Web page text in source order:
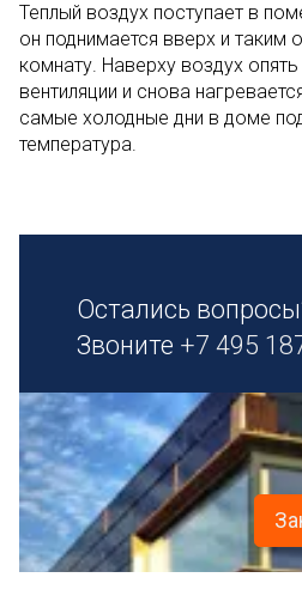
Теплый воздух поступает в
он поднимается вверх и
комнату. Наверху воздух
вентиляции и снова
самые холодные дни в доме
температура.
Остались
Звоните +7 495